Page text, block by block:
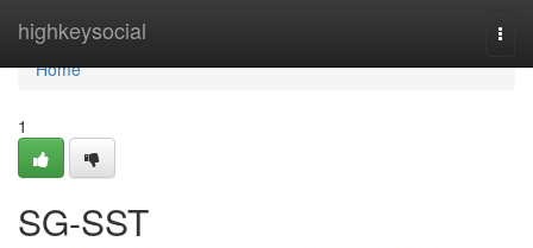
highkeysocial
Home
Home
1
SG-SST